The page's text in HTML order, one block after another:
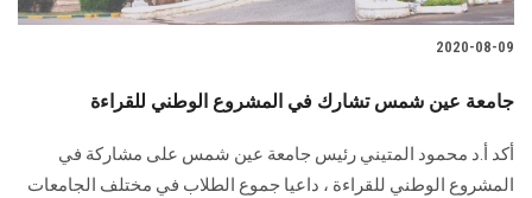
2020-08-09
جامعة عين شمس تشارك في المشروع الوطني للقراءة
أكد أ.د محمود المتيني رئيس جامعة عين شمس على مشاركة في
المشروع الوطني للقراءة ، داعيا جموع الطلاب في مختلف الجامعات